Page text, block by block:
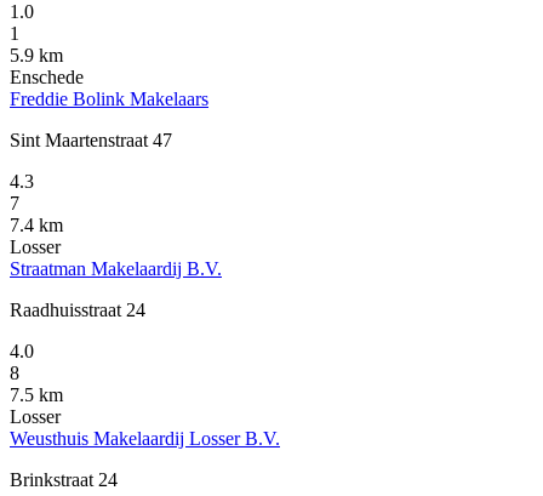
1.0
1
5.9 km
Enschede
Freddie Bolink Makelaars
Sint Maartenstraat 47
4.3
7
7.4 km
Losser
Straatman Makelaardij B.V.
Raadhuisstraat 24
4.0
8
7.5 km
Losser
Weusthuis Makelaardij Losser B.V.
Brinkstraat 24